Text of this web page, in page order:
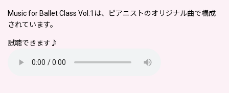
Music for Ballet Class Vol.1は、ピアニストのオリジナル曲で構成
されています。
試聴できます♪